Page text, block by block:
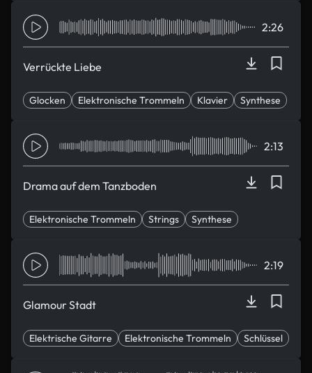
Verrückte Liebe
2:26
Glocken Elektronische Trommeln Klavier
Synthese
Drama auf dem Tanzboden
2:13
Elektronische Trommeln Strings
Synthese
Glamour Stadt
2:19
Elektrische Gitarre Elektronische Trommeln
Schlüssel